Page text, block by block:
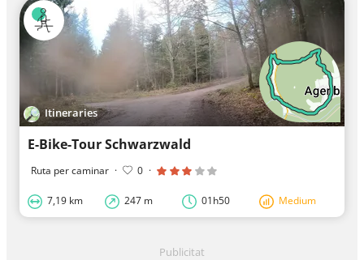
Itineraries
E-Bike-Tour Schwarzwald
Ruta per caminar · 0 ·
7,19 km 247 m 01h50 Medium
Publicitat